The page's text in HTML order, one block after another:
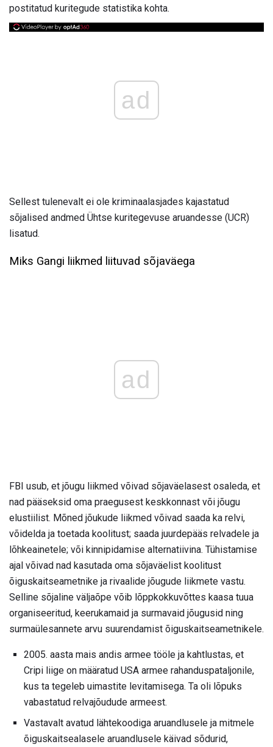
postitatud kuritegude statistika kohta.
ad
Sellest tulenevalt ei ole kriminaalasjades kajastatud
sõjalised andmed Ühtse kuritegevuse aruandesse (UCR)
lisatud.
Miks Gangi liikmed liituvad sõjaväega
ad
FBI usub, et jõugu liikmed võivad sõjaväelasest osaleda, et
nad pääseksid oma praegusest keskkonnast või jõugu
elustiilist. Mõned jõukude liikmed võivad saada ka relvi,
võidelda ja toetada koolitust; saada juurdepääs relvadele ja
lõhkeainetele; või kinnipidamise alternatiivina. Tühistamise
ajal võivad nad kasutada oma sõjaväelist koolitust
õiguskaitseametnike ja rivaalide jõugude liikmete vastu.
Selline sõjaline väljaõpe võib lõppkokkuvõttes kaasa tuua
organiseeritud, keerukamaid ja surmavaid jõugusid ning
surmaülesannete arvu suurendamist õiguskaitseametnikele.
2005. aasta mais andis armee tööle ja kahtlustas, et
Cripi liige on määratud USA armee rahanduspataljonile,
kus ta tegeleb uimastite levitamisega. Ta oli lõpuks
vabastatud relvajõudude armeest.
Vastavalt avatud lähtekoodiga aruandlusele ja mitmele
õiguskaitsealasele aruandlusele käivad sõdurid,